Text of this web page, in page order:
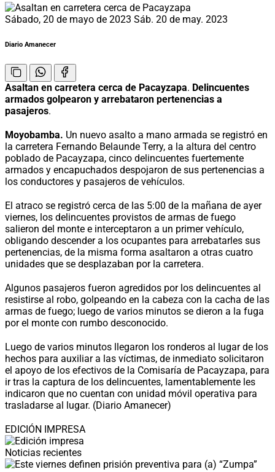
Sábado, 20 de mayo de 2023 Sáb. 20 de may. 2023
Diario Amanecer
Asaltan en carretera cerca de Pacayzapa. Delincuentes
armados golpearon y arrebataron pertenencias a
pasajeros.
Moyobamba. Un nuevo asalto a mano armada se registró en
la carretera Fernando Belaunde Terry, a la altura del centro
poblado de Pacayzapa, cinco delincuentes fuertemente
armados y encapuchados despojaron de sus pertenencias a
los conductores y pasajeros de vehículos.
El atraco se registró cerca de las 5:00 de la mañana de ayer
viernes, los delincuentes provistos de armas de fuego
salieron del monte e interceptaron a un primer vehículo,
obligando descender a los ocupantes para arrebatarles sus
pertenencias, de la misma forma asaltaron a otras cuatro
unidades que se desplazaban por la carretera.
Algunos pasajeros fueron agredidos por los delincuentes al
resistirse al robo, golpeando en la cabeza con la cacha de las
armas de fuego; luego de varios minutos se dieron a la fuga
por el monte con rumbo desconocido.
Luego de varios minutos llegaron los ronderos al lugar de los
hechos para auxiliar a las víctimas, de inmediato solicitaron
el apoyo de los efectivos de la Comisaría de Pacayzapa, para
ir tras la captura de los delincuentes, lamentablemente les
indicaron que no cuentan con unidad móvil operativa para
trasladarse al lugar. (Diario Amanecer)
EDICIÓN IMPRESA
Noticias recientes